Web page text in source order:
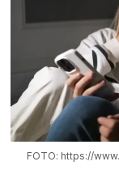
FOTO: https://